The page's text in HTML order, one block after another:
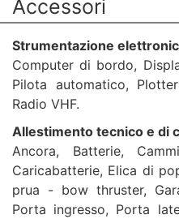
Accessori
Strumentazione
Computer di bordo,
Pilota automatico,
Radio VHF.
Allestimento tecnico e di
Ancora, Batterie,
Caricabatterie, Elica di
prua - bow thruster,
Porta ingresso, Porta